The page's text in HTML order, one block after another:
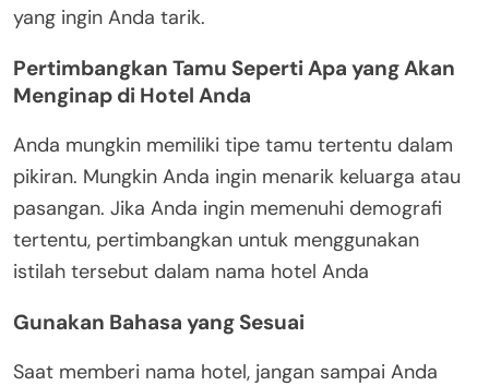
yang ingin Anda tarik.
Pertimbangkan Tamu Seperti Apa yang Akan
Menginap di Hotel Anda
Anda mungkin memiliki tipe tamu tertentu dalam
pikiran. Mungkin Anda ingin menarik keluarga atau
pasangan. Jika Anda ingin memenuhi demografi
tertentu, pertimbangkan untuk menggunakan
istilah tersebut dalam nama hotel Anda
Gunakan Bahasa yang Sesuai
Saat memberi nama hotel, jangan sampai Anda